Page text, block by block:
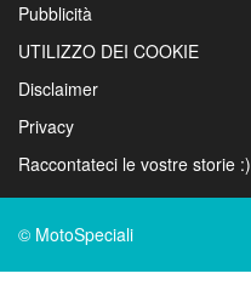
Pubblicità
UTILIZZO DEI COOKIE
Disclaimer
Privacy
Raccontateci le vostre storie :)
© MotoSpeciali